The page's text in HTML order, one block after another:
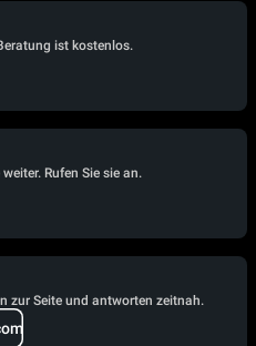
ist kostenlos.
Rufen Sie sie an.
zur Seite und antworten zeitnah.